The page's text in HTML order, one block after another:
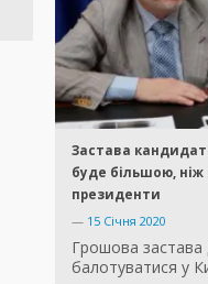
Застава
буде більшою,
президенти
— 15 Січня 2020
Грошова застава
балотуватися у